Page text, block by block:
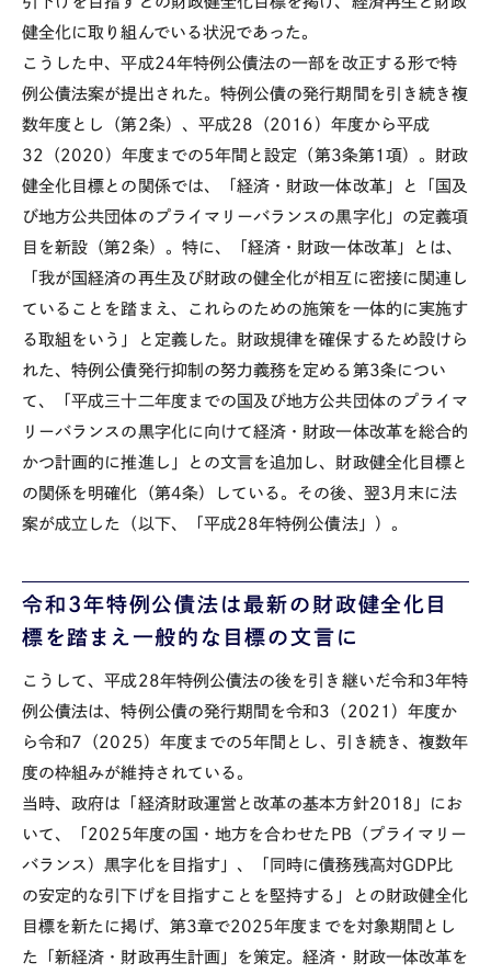
健全化に取り組んでいる状況であった。
こうした中、平成24年特例公債法の一部を改正する形で特
例公債法案が提出された。特例公債の発行期間を引き続き複
数年度とし（第2条）、 平成28（2016）年度から平成
32（2020）年度 までの5年間と設定（第3条第1 項）。財政
健全化目標との関係では、「経済・財政一体改革」と「国及
び地方公共団体のプライマリーバランスの黒字化」の定義項
目を新設（第2 条）。特に、「経済・財政一体改革」とは、
「我が国経済の再生及び財政の健全化が相互に密接に関連し
ていることを踏まえ、これらのための施策を一体的に実施す
る取組をいう」と定義した。財政規律を確保するため設けら
れた、特例公債発行抑制の努力義務を定める第3条につい
て、「平成三十二年度までの国及び地方公共団体のプライマ
リーバランスの黒字化に向けて経済・財政一体改革を総合的
かつ計画的に推進し」との文言を追加し、財政健全化目標と
の関係を明確化（第4条）している。その後、翌3 月末に法
案が成立した（以下、「平成28年特例公債法」）。
令和 3年特例公債法は最新の財政健全化目
標を踏まえ一般的な目標の文言に
こうして、平成28年特例公債法の後を引き継いだ令和3年特
例公債法は、特例公債の発行期間を令和3（2021）年度か
ら令和7（2025）年度 までの5年間とし、引き続き、複数年
度の枠組みが維持されている。
当時、政府は「経済財政運営と改革の基本方針2018 」にお
いて、「2025年度の国・地方を合わせた PB （プライマリー
バランス）黒字化を目指す」、「同時に債務残高対GDP比
の安定的な引下げを目指すことを堅持する」との財政健全化
目標を新たに掲げ、 第3章で2025年度 までを対象期間とし
た「新経済・財政再生計画」を策定。経済・財政一体改革を